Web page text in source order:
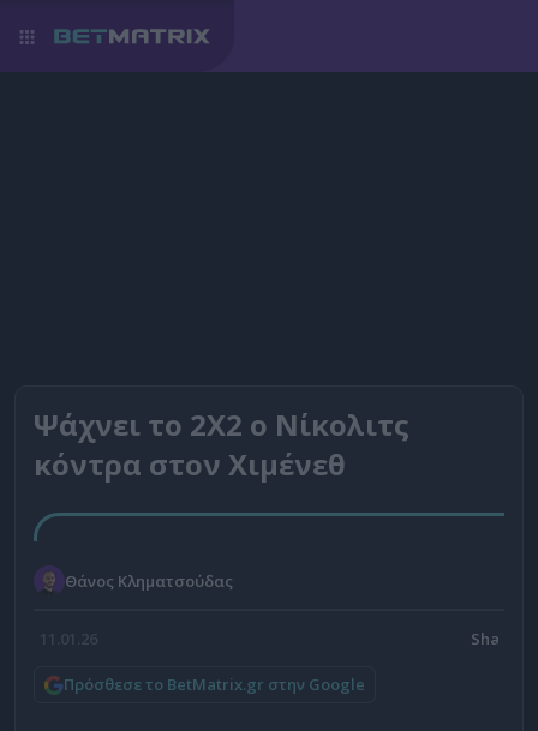
Ψάχνει το 2Χ2 ο Νίκολιτς
κόντρα στον Χιμένεθ
Θάνος Κληματσούδας
11.01.26
Πρόσθεσε το BetMatrix.gr στην Google